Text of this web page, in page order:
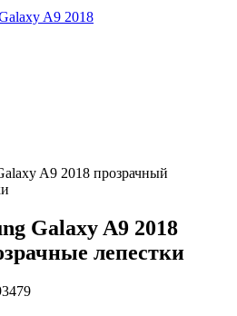
A9 2018
A9 2018 прозрачный
Galaxy A9 2018
лепестки